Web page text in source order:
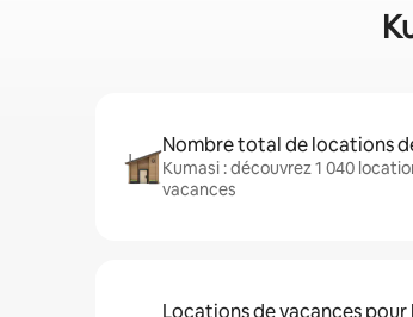
Nombre total de locations
Kumasi : découvrez 1 040
vacances
Locations de vacances pour